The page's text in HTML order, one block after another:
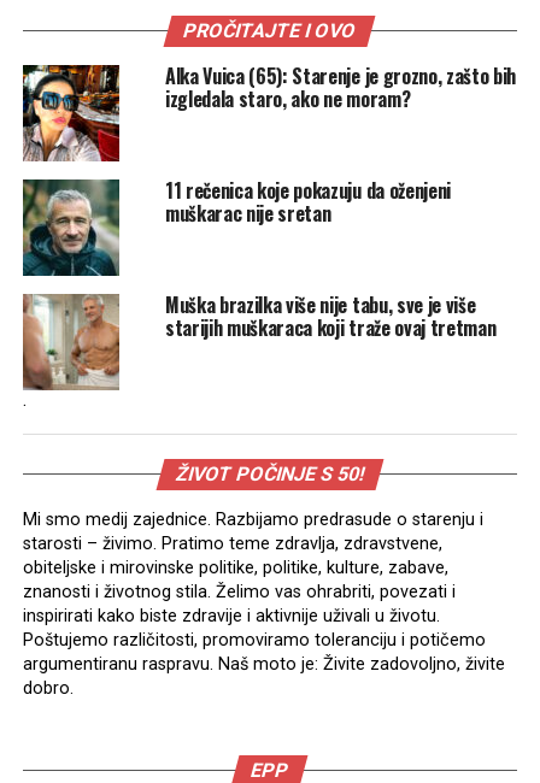
PROČITAJTE I OVO
Alka Vuica (65): Starenje je grozno, zašto bih
izgledala staro, ako ne moram?
11 rečenica koje pokazuju da oženjeni
muškarac nije sretan
Muška brazilka više nije tabu, sve je više
starijih muškaraca koji traže ovaj tretman
.
ŽIVOT POČINJE S 50!
Mi smo medij zajednice. Razbijamo predrasude o starenju i
starosti – živimo. Pratimo teme zdravlja, zdravstvene,
obiteljske i mirovinske politike, politike, kulture, zabave,
znanosti i životnog stila. Želimo vas ohrabriti, povezati i
inspirirati kako biste zdravije i aktivnije uživali u životu.
Poštujemo različitosti, promoviramo toleranciju i potičemo
argumentiranu raspravu. Naš moto je: Živite zadovoljno, živite
dobro.
EPP